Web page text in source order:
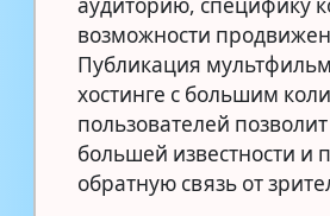
возможности
Публикация
хостинге с большим
пользователей
большей известности и
обратную связь от